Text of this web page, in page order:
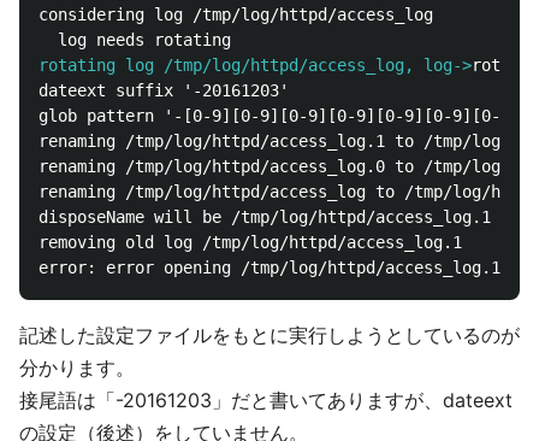
considering log /tmp/log/httpd/access_log
rotating log /tmp/log/httpd/access_log, log->
dateext suffix '-20161203'
glob pattern '-[0-9][0-9][0-9][0-9][0-9][0-9][0-
renaming /tmp/log/httpd/access_log.1 to /tmp/
renaming /tmp/log/httpd/access_log.0 to /tmp/
renaming /tmp/log/httpd/access_log to /tmp/log/
disposeName will be /tmp/log/httpd/access_log.1
removing old log /tmp/log/httpd/access_log.1
記述した設定ファイルをもとに実行しようとしているのが
分かります。
接尾語は「-20161203」だと書いてありますが、dateext
の設定（後述）をしていません。